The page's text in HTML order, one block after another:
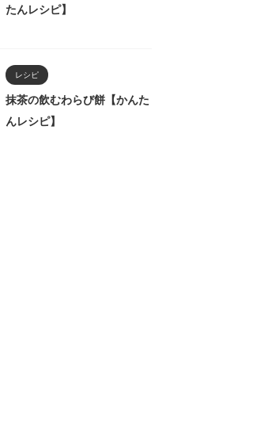
たんレシピ】
レシピ
抹茶の飲むわらび餅【かんた
んレシピ】